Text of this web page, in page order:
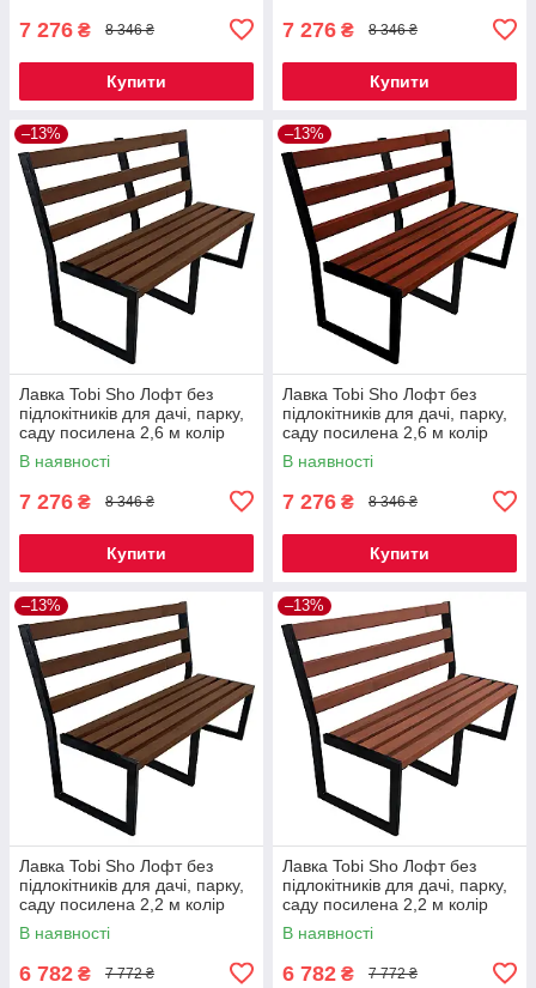
7 276 ₴ 8 346 ₴
Купити
7 276 ₴ 8 346 ₴
Купити
–13%
Лавка Tobi Sho Лофт без
підлокітників для дачі, парку,
саду посилена 2,6 м колір
горіх
В наявності
7 276 ₴ 8 346 ₴
Купити
–13%
Лавка Tobi Sho Лофт без
підлокітників для дачі, парку,
саду посилена 2,6 м колір
махагоній
В наявності
7 276 ₴ 8 346 ₴
Купити
–13%
Лавка Tobi Sho Лофт без
підлокітників для дачі, парку,
саду посилена 2,2 м колір
горіх
В наявності
6 782 ₴ 7 772 ₴
–13%
Лавка Tobi Sho Лофт без
підлокітників для дачі, парку,
саду посилена 2,2 м колір
черешня
В наявності
6 782 ₴ 7 772 ₴